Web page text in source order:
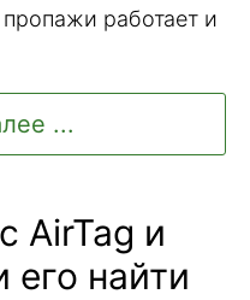
работает и
...
AirTag и
его найти